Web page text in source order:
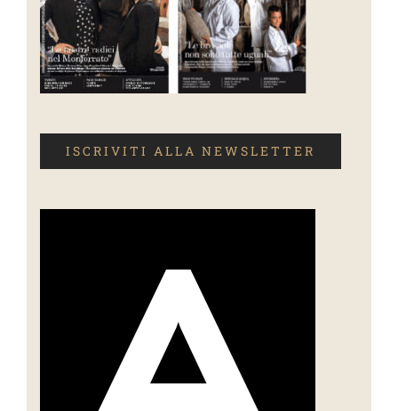
ISCRIVITI ALLA NEWSLETTER